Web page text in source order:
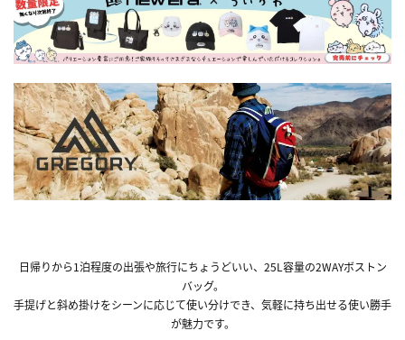
日帰りから1泊程度の出張や旅行にちょうどいい、25L容量の2WAYボストン
バッグ。
手提げと斜め掛けをシーンに応じて使い分けでき、気軽に持ち出せる使い勝手
が魅力です。